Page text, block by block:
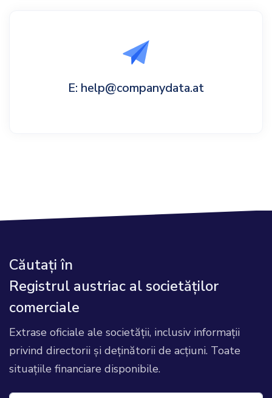
E: help@companydata.at
Căutați în
Registrul austriac al societăților
comerciale
Extrase oficiale ale societății, inclusiv informații
privind directorii și deținătorii de acțiuni. Toate
situațiile financiare disponibile.